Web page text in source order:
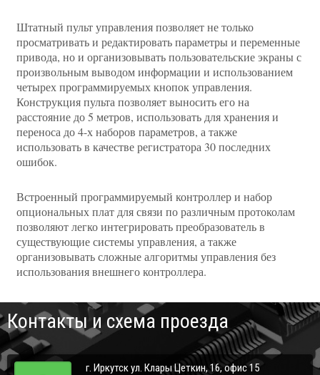
Штатный пульт управления позволяет не только
просматривать и редактировать параметры и переменные
привода, но и организовывать пользовательские экраны с
произвольным выводом информации и использованием
четырех программируемых кнопок управления.
Конструкция пульта позволяет выносить его на
расстояние до 5 метров, использовать для хранения и
переноса до 4-х наборов параметров, а также
использовать в качестве регистратора 30 последних
ошибок.
Встроенный программируемый контроллер и набор
опциональных плат для связи по различным протоколам
позволяют легко интегрировать преобразователь в
существующие системы управления, а также
организовывать сложные алгоритмы управления без
использования внешнего контроллера.
Контакты и схема проезда
г. Иркутск ул. Клары Цеткин, 16, офис 15